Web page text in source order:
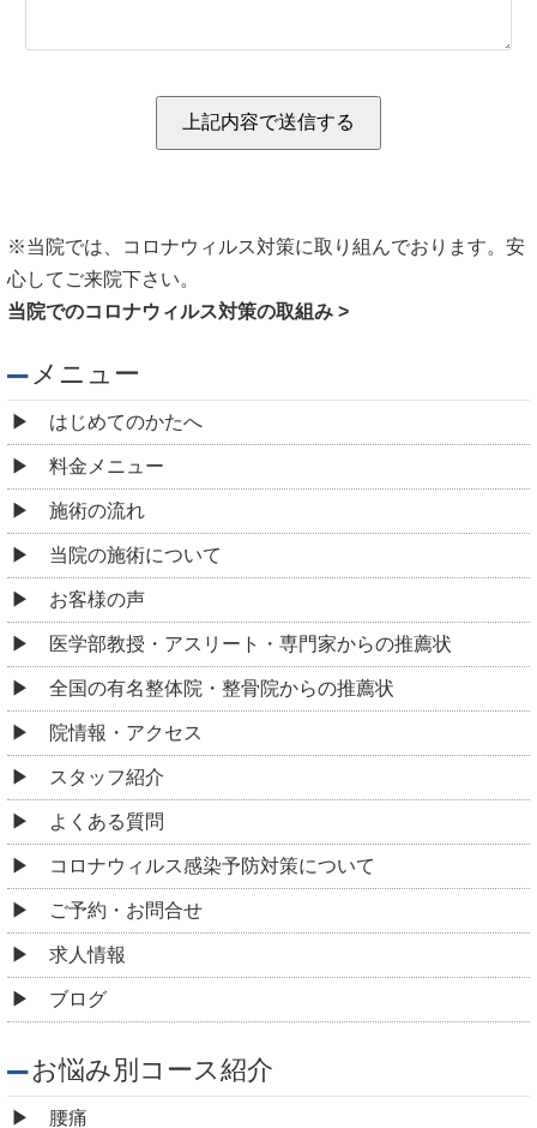
※当院では、コロナウィルス対策に取り組んでおります。安
心してご来院下さい。
当院でのコロナウィルス対策の取組み >
メニュー
はじめてのかたへ
料金メニュー
施術の流れ
当院の施術について
お客様の声
医学部教授・アスリート・専門家からの推薦状
全国の有名整体院・整骨院からの推薦状
院情報・アクセス
スタッフ紹介
よくある質問
コロナウィルス感染予防対策について
ご予約・お問合せ
求人情報
ブログ
お悩み別コース紹介
腰痛